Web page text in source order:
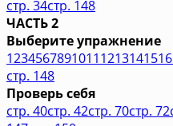
стр. 34стр. 148
ЧАСТЬ 2
Выберите упражнение
12345678910111213141516
стр. 148
Проверь себя
стр. 40стр. 42стр. 70стр. 72